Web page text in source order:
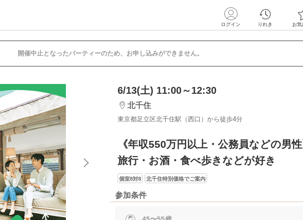
ログイン りれき お気
開催中止となったパーティーのため、お申し込みができません。
6/13(土) 11:00～12:30
北千住
東京都足立区北千住駅（西口）から徒歩4分
《年収550万円以上・公務員などの男性
旅行・お酒・食べ歩きなどが好き
個室8対8 北千住特別価格でご案内
参加条件